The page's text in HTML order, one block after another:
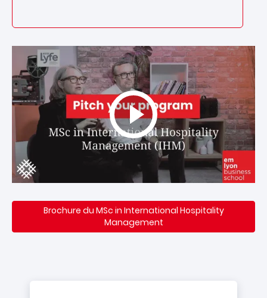
Brochure du MSc in International Hospitality
Management